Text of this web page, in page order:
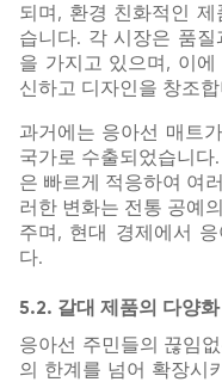
되며, 환경 친화적인
습니다. 각 시장은 품
을 가지고 있으며, 이
신하고 디자인을 창조
과거에는 응아선 매트
국가로 수출되었습니다
은 빠르게 적응하여 여
러한 변화는 전통 공예
주며, 현대 경제에서
다.
5.2. 갈대 제품의 다양화
응아선 주민들의 끊임
의 한계를 넘어 확장시